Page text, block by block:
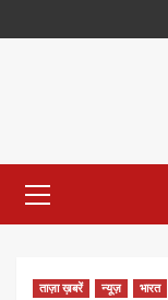
to
Menu
ताज़ा ख़बरें न्यूज़ भारत